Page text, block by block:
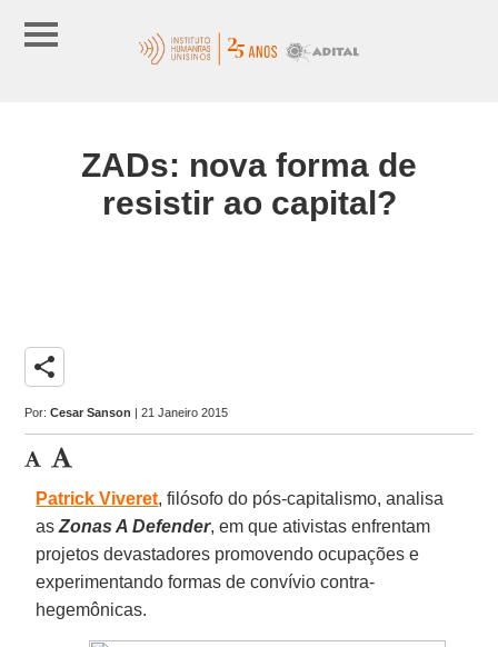
ZADs: nova forma de
resistir ao capital?
share
Por:Cesar Sanson | 21 Janeiro 2015
Patrick Viveret, filósofo do pós-capitalismo, analisa
asZonas A Defender, em que ativistas enfrentam
projetos devastadores promovendo ocupações e
experimentando formas de convívio contra-
hegemônicas.